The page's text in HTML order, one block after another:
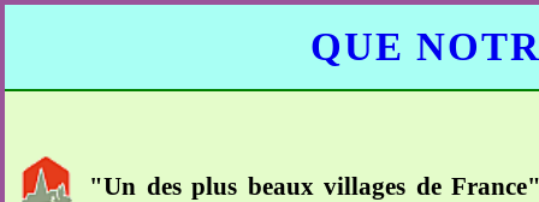
QUE
"Un des plus beaux villages de